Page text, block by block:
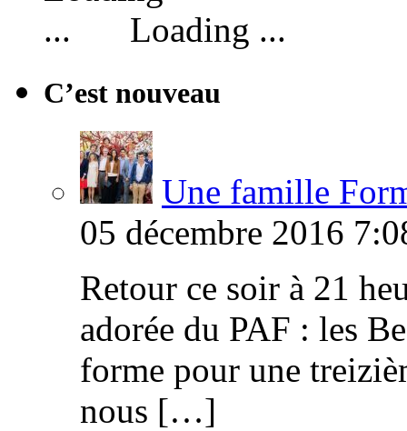
Loading ...
C’est nouveau
Une famille
05 décembre 2016
Retour ce soir à 21
adorée du PAF : les
forme pour une
nous […]